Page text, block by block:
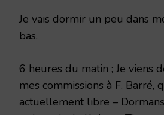
Je vais dormir un peu dans
bas.
6 heures du matin ; Je viens
mes commissions à F. Barré,
actuellement libre –